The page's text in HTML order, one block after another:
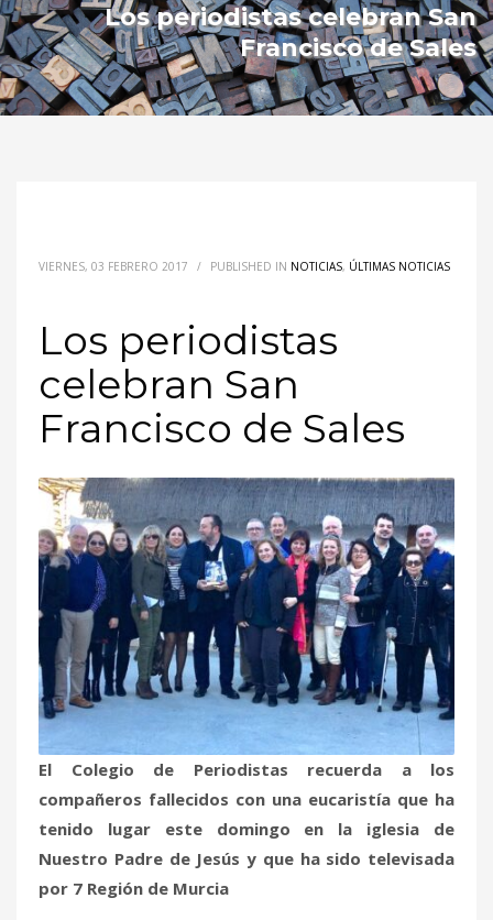
Los periodistas celebran San
Francisco de Sales
VIERNES, 03 FEBRERO 2017 / PUBLISHED IN NOTICIAS, ÚLTIMAS NOTICIAS
Los periodistas
celebran San
Francisco de Sales
El Colegio de Periodistas recuerda a los
compañeros fallecidos con una eucaristía que ha
tenido lugar este domingo en la iglesia de
Nuestro Padre de Jesús y que ha sido televisada
por 7 Región de Murcia